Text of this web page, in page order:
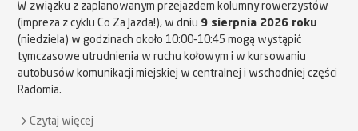
W związku z zaplanowanym przejazdem kolumny rowerzystów
(impreza z cyklu Co Za Jazda!), w dniu 9 sierpnia 2026 roku
(niedziela) w godzinach około 10:00-10:45 mogą wystąpić
tymczasowe utrudnienia w ruchu kołowym i w kursowaniu
autobusów komunikacji miejskiej w centralnej i wschodniej części
Radomia.
Czytaj więcej